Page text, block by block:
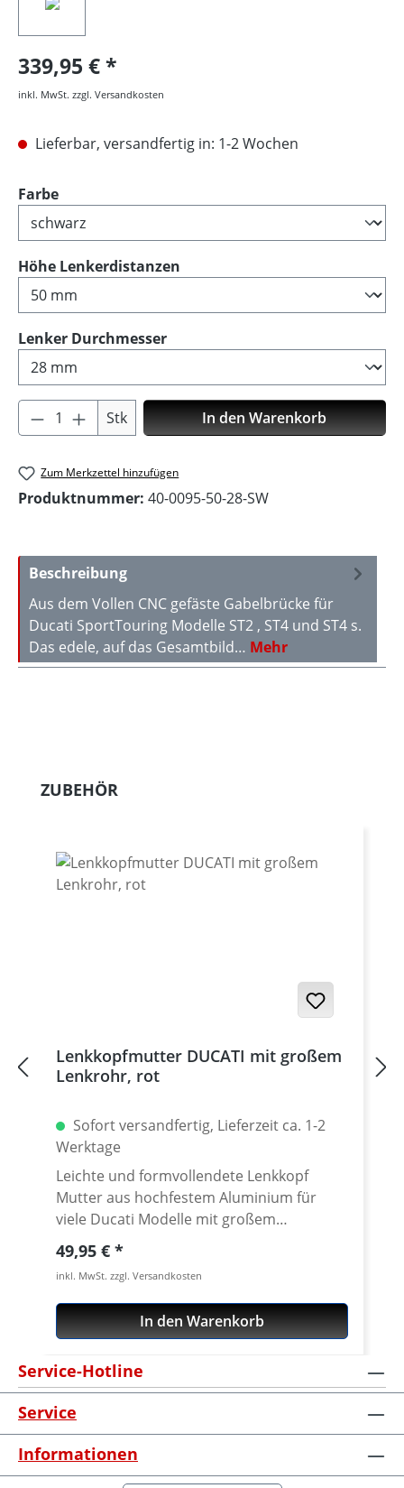
339,95 €
inkl. MwSt. zzgl. Versandkosten
Lieferbar, versandfertig in: 1-2 Wochen
Farbeauswählen
Höhe Lenkerdistanzen
Lenker Durchmesserauswählen
Produkt Anzahl: Gib den gewünschten
Stk In den Warenkorb
Zum Merkzettel hinzufügen
Produktnummer: 40-0095-50-28-SW
Beschreibung
Aus dem Vollen CNC gefäste Gabelbrücke für
Ducati SportTouring Modelle ST2 , ST4 und ST4 s.
Das edele, auf das Gesamtbild… Mehr
Produktgalerie überspringen
ZUBEHÖR
Lenkkopfmutter DUCATI mit großem
Lenkrohr, rot
Sofort versandfertig, Lieferzeit ca. 1-2
Werktage
Leichte und formvollendete Lenkkopf
Mutter aus hochfestem Aluminium für
viele Ducati Modelle mit großem
Steuerkopfrohr. Klemmdurchmesser
40mm. CNC gefräst aus extrem zähen und
hochfesten 7075 T6
Konstruktionsaluminium. Lieferbar in
diversen Eloxalfarbtönen. Passend für
Classic, SportTouring, Sport/GT1000,
Monster ab 2002, Monster 696 - 1100,
Multistrada, Streetfighter, Scrambler 800
u.v.m. Nicht passend für Panigale,
Hypermotard 796+1100 und Diavel. ·
Gefertigt aus hochfestem Aluminium 7075
Regulärer Preis:
49,95 €
inkl. MwSt. zzgl. Versandkosten
In den Warenkorb
Service-Hotline
Service
Informationen